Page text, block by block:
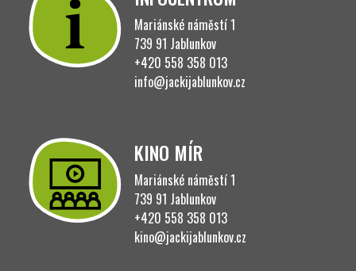
Mariánské náměstí 1
739 91 Jablunkov
+420 558 358 013
info@jackijablunkov.cz
KINO MÍR
Mariánské náměstí 1
739 91 Jablunkov
+420 558 358 013
kino@jackijablunkov.cz